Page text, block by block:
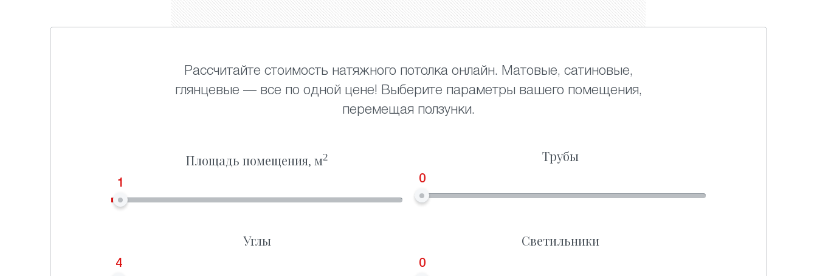
Рассчитайте стоимость натяжного потолка онлайн. Матовые, сатиновые,
глянцевые — все по одной цене! Выберите параметры вашего помещения,
перемещая ползунки.
Площадь помещения, м2
1
Трубы
0
Углы
4
Светильники
0